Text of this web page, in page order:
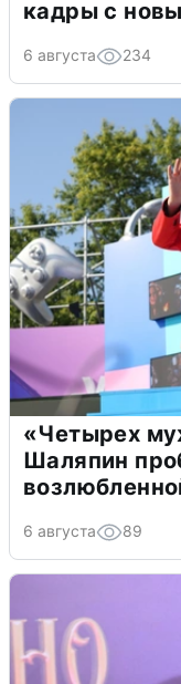
кадры с
6 августа 234
«Четырех
Шаляпин
6 августа 89